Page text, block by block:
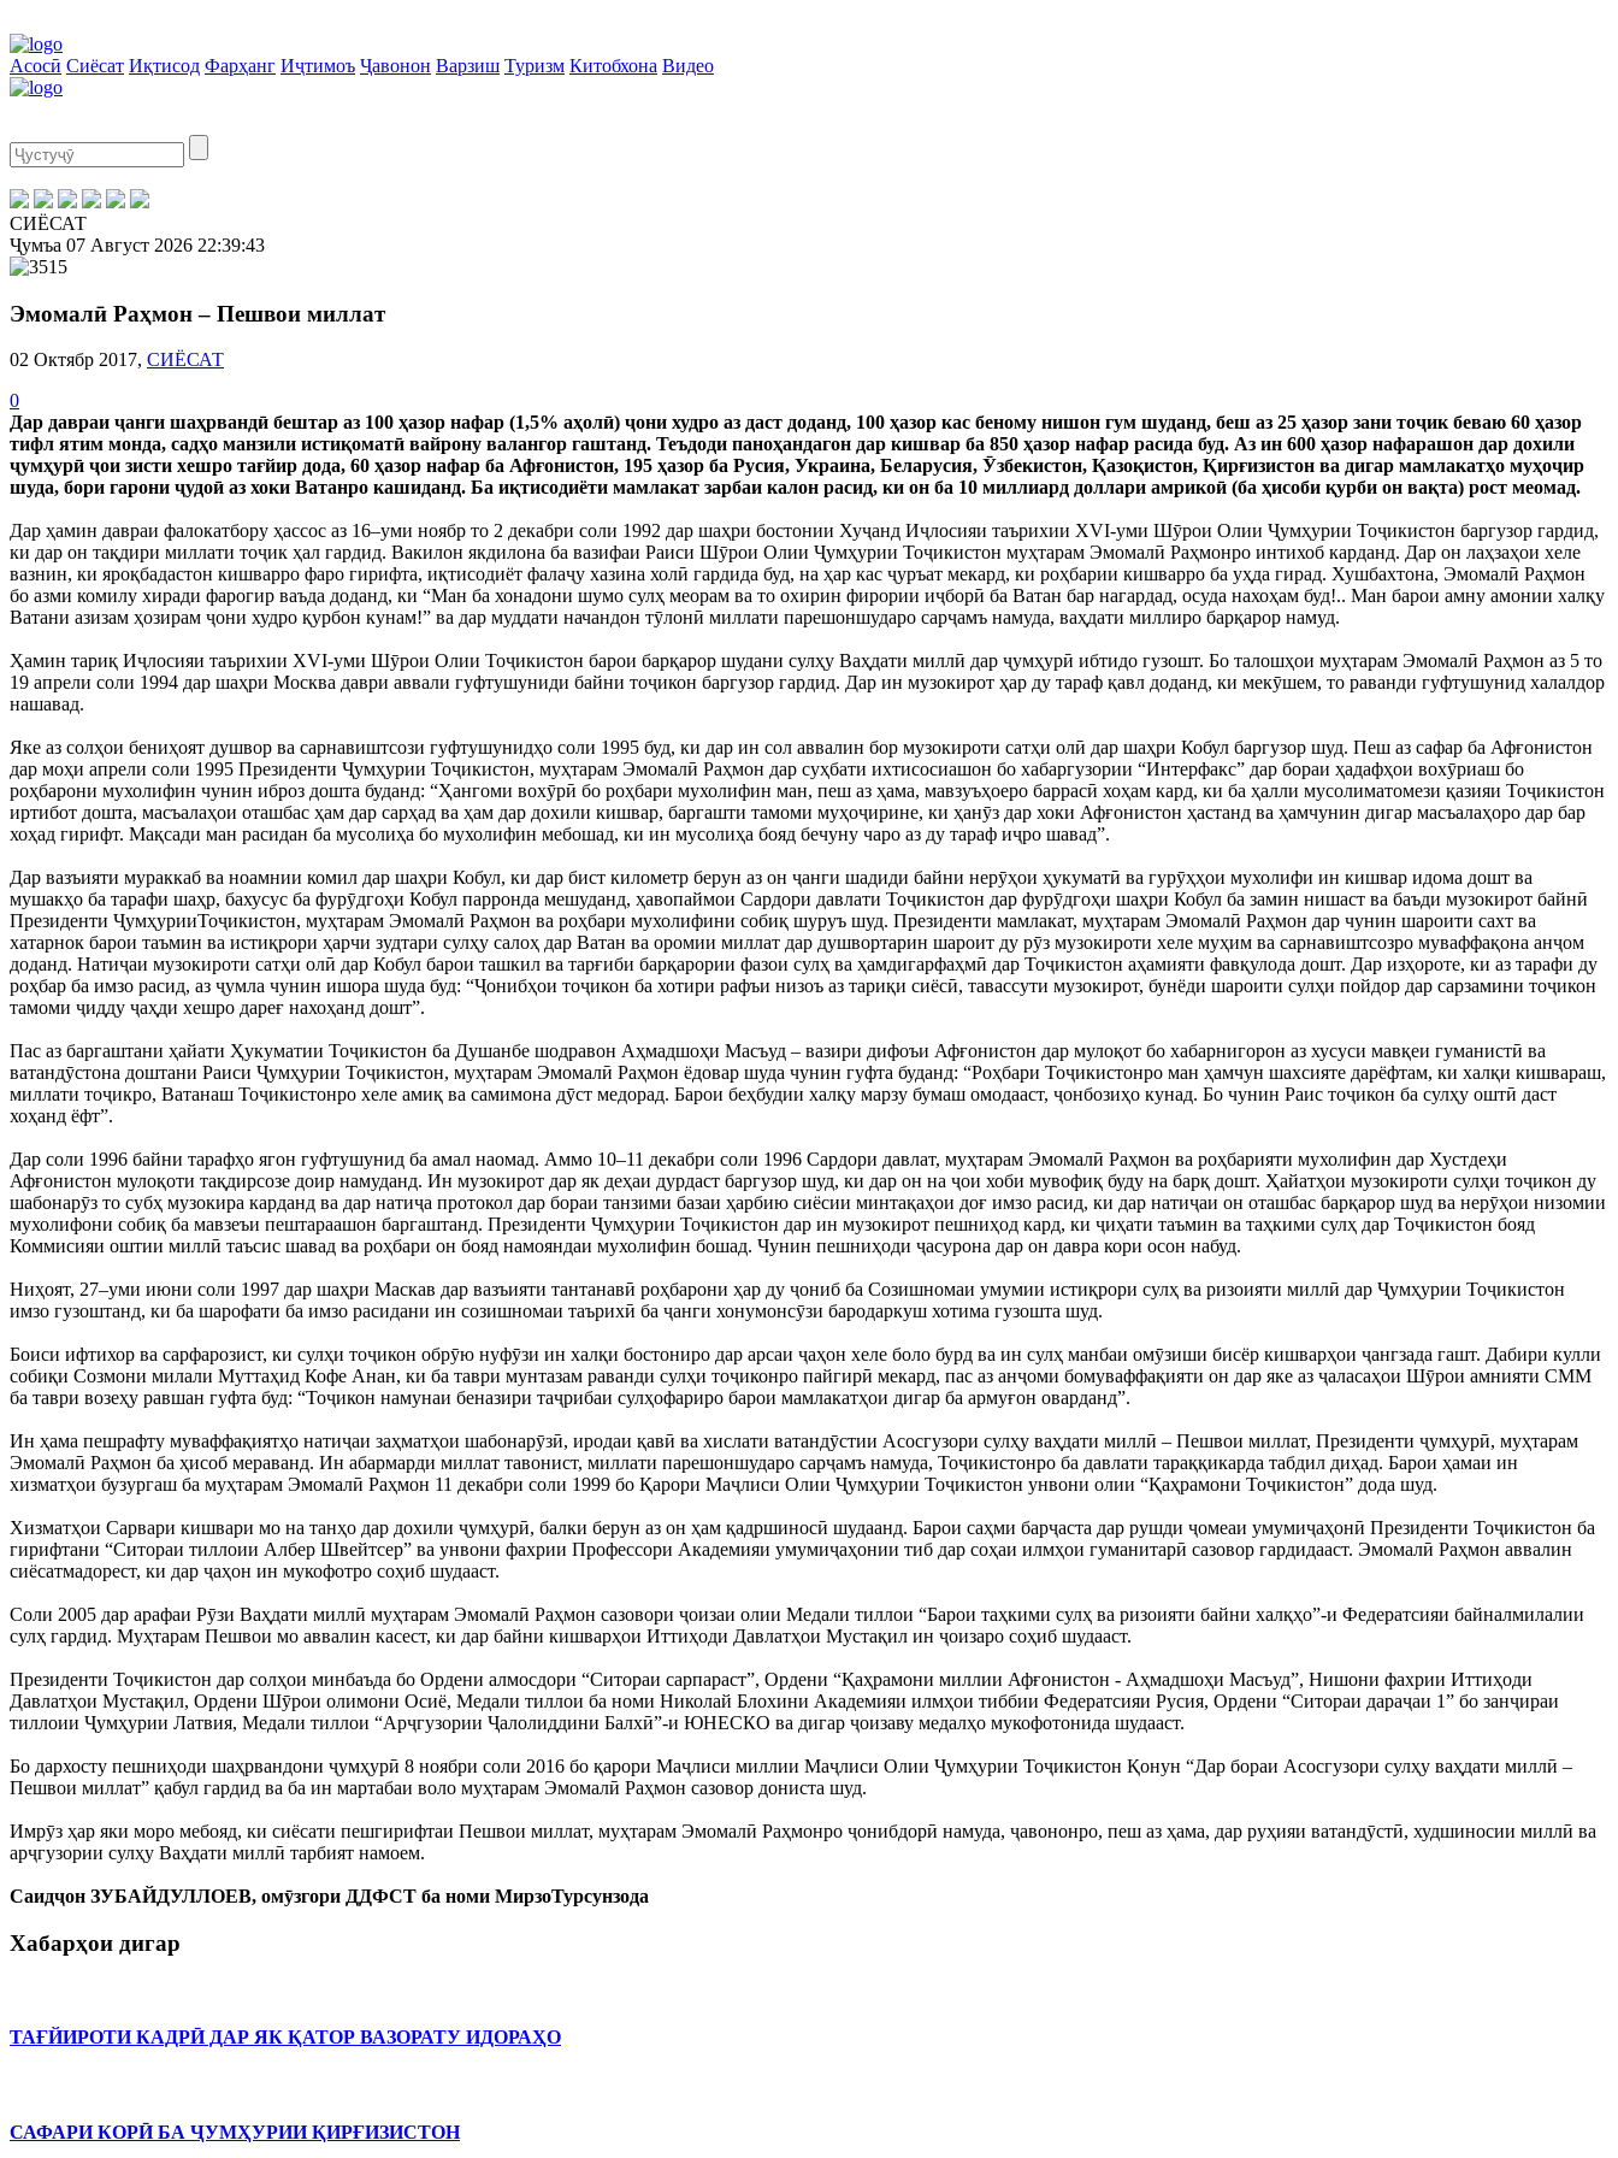
Асосӣ Сиёсат Иқтисод Фарҳанг Иҷтимоъ Ҷавонон Варзиш Туризм Китобхона Видео
СИЁСАТ
Ҷумъа 07 Август 2026 22:39:44
Эмомалӣ Раҳмон – Пешвои миллат
02 Октябр 2017, СИЁСАТ
0
Дар давраи ҷанги шаҳрвандӣ бештар аз 100 ҳазор нафар (1,5% аҳолӣ) ҷони худро аз даст доданд, 100 ҳазор кас беному нишон гум шуданд, беш аз 25 ҳазор зани тоҷик беваю 60 ҳазор
тифл ятим монда, садҳо манзили истиқоматӣ вайрону валангор гаштанд. Теъдоди паноҳандагон дар кишвар ба 850 ҳазор нафар расида буд. Аз ин 600 ҳазор нафарашон дар дохили
ҷумҳурӣ ҷои зисти хешро тағйир дода, 60 ҳазор нафар ба Афғонистон, 195 ҳазор ба Русия, Украина, Беларусия, Ӯзбекистон, Қазоқистон, Қирғизистон ва дигар мамлакатҳо муҳоҷир
шуда, бори гарони ҷудоӣ аз хоки Ватанро кашиданд. Ба иқтисодиёти мамлакат зарбаи калон расид, ки он ба 10 миллиард доллари амрикоӣ (ба ҳисоби қурби он вақта) рост меомад.
Дар ҳамин давраи фалокатбору ҳассос аз 16–уми ноябр то 2 декабри соли 1992 дар шаҳри бостонии Хуҷанд Иҷлосияи таърихии XVI-уми Шӯрои Олии Ҷумҳурии Тоҷикистон баргузор гардид,
ки дар он тақдири миллати тоҷик ҳал гардид. Вакилон якдилона ба вазифаи Раиси Шӯрои Олии Ҷумҳурии Тоҷикистон муҳтарам Эмомалӣ Раҳмонро интихоб карданд. Дар он лаҳзаҳои хеле
вазнин, ки яроқбадастон кишварро фаро гирифта, иқтисодиёт фалаҷу хазина холӣ гардида буд, на ҳар кас ҷуръат мекард, ки роҳбарии кишварро ба уҳда гирад. Хушбахтона, Эмомалӣ Раҳмон
бо азми комилу хиради фарогир ваъда доданд, ки “Ман ба хонадони шумо сулҳ меорам ва то охирин фирории иҷборӣ ба Ватан бар нагардад, осуда нахоҳам буд!.. Ман барои амну амонии халқу
Ватани азизам ҳозирам ҷони худро қурбон кунам!” ва дар муддати начандон тӯлонӣ миллати парешоншударо сарҷамъ намуда, ваҳдати миллиро барқарор намуд.
Ҳамин тариқ Иҷлосияи таърихии XVI-уми Шӯрои Олии Тоҷикистон барои барқарор шудани сулҳу Ваҳдати миллӣ дар ҷумҳурӣ ибтидо гузошт. Бо талошҳои муҳтарам Эмомалӣ Раҳмон аз 5 то
19 апрели соли 1994 дар шаҳри Москва даври аввали гуфтушуниди байни тоҷикон баргузор гардид. Дар ин музокирот ҳар ду тараф қавл доданд, ки мекӯшем, то раванди гуфтушунид халалдор
нашавад.
Яке аз солҳои бениҳоят душвор ва сарнавиштсози гуфтушунидҳо соли 1995 буд, ки дар ин сол аввалин бор музокироти сатҳи олӣ дар шаҳри Кобул баргузор шуд. Пеш аз сафар ба Афғонистон
дар моҳи апрели соли 1995 Президенти Ҷумҳурии Тоҷикистон, муҳтарам Эмомалӣ Раҳмон дар суҳбати ихтисосиашон бо хабаргузории “Интерфакс” дар бораи ҳадафҳои вохӯриаш бо
роҳбарони мухолифин чунин иброз дошта буданд: “Ҳангоми вохӯрӣ бо роҳбари мухолифин ман, пеш аз ҳама, мавзуъҳоеро баррасӣ хоҳам кард, ки ба ҳалли мусолиматомези қазияи Тоҷикистон
иртибот дошта, масъалаҳои оташбас ҳам дар сарҳад ва ҳам дар дохили кишвар, баргашти тамоми муҳоҷирине, ки ҳанӯз дар хоки Афғонистон ҳастанд ва ҳамчунин дигар масъалаҳоро дар бар
хоҳад гирифт. Мақсади ман расидан ба мусолиҳа бо мухолифин мебошад, ки ин мусолиҳа бояд бечуну чаро аз ду тараф иҷро шавад”.
Дар вазъияти мураккаб ва ноамнии комил дар шаҳри Кобул, ки дар бист километр берун аз он ҷанги шадиди байни нерӯҳои ҳукуматӣ ва гурӯҳҳои мухолифи ин кишвар идома дошт ва
мушакҳо ба тарафи шаҳр, бахусус ба фурӯдгоҳи Кобул парронда мешуданд, ҳавопаймои Сардори давлати Тоҷикистон дар фурӯдгоҳи шаҳри Кобул ба замин нишаст ва баъди музокирот байнӣ
Президенти ҶумҳурииТоҷикистон, муҳтарам Эмомалӣ Раҳмон ва роҳбари мухолифини собиқ шуруъ шуд. Президенти мамлакат, муҳтарам Эмомалӣ Раҳмон дар чунин шароити сахт ва
хатарнок барои таъмин ва истиқрори ҳарчи зудтари сулҳу салоҳ дар Ватан ва оромии миллат дар душвортарин шароит ду рӯз музокироти хеле муҳим ва сарнавиштсозро муваффақона анҷом
доданд. Натиҷаи музокироти сатҳи олӣ дар Кобул барои ташкил ва тарғиби барқарории фазои сулҳ ва ҳамдигарфаҳмӣ дар Тоҷикистон аҳамияти фавқулода дошт. Дар изҳороте, ки аз тарафи ду
роҳбар ба имзо расид, аз ҷумла чунин ишора шуда буд: “Ҷонибҳои тоҷикон ба хотири рафъи низоъ аз тариқи сиёсӣ, тавассути музокирот, бунёди шароити сулҳи пойдор дар сарзамини тоҷикон
тамоми ҷидду ҷаҳди хешро дареғ нахоҳанд дошт”.
Пас аз баргаштани ҳайати Ҳукуматии Тоҷикистон ба Душанбе шодравон Аҳмадшоҳи Масъуд – вазири дифоъи Афғонистон дар мулоқот бо хабарнигорон аз хусуси мавқеи гуманистӣ ва
ватандӯстона доштани Раиси Ҷумҳурии Тоҷикистон, муҳтарам Эмомалӣ Раҳмон ёдовар шуда чунин гуфта буданд: “Роҳбари Тоҷикистонро ман ҳамчун шахсияте дарёфтам, ки халқи кишвараш,
миллати тоҷикро, Ватанаш Тоҷикистонро хеле амиқ ва самимона дӯст медорад. Барои беҳбудии халқу марзу бумаш омодааст, ҷонбозиҳо кунад. Бо чунин Раис тоҷикон ба сулҳу оштӣ даст
хоҳанд ёфт”.
Дар соли 1996 байни тарафҳо ягон гуфтушунид ба амал наомад. Аммо 10–11 декабри соли 1996 Сардори давлат, муҳтарам Эмомалӣ Раҳмон ва роҳбарияти мухолифин дар Хустдеҳи
Афғонистон мулоқоти тақдирсозе доир намуданд. Ин музокирот дар як деҳаи дурдаст баргузор шуд, ки дар он на ҷои хоби мувофиқ буду на барқ дошт. Ҳайатҳои музокироти сулҳи тоҷикон ду
шабонарӯз то субҳ музокира карданд ва дар натиҷа протокол дар бораи танзими базаи ҳарбию сиёсии минтақаҳои доғ имзо расид, ки дар натиҷаи он оташбас барқарор шуд ва нерӯҳои низомии
мухолифони собиқ ба мавзеъи пештараашон баргаштанд. Президенти Ҷумҳурии Тоҷикистон дар ин музокирот пешниҳод кард, ки ҷиҳати таъмин ва таҳкими сулҳ дар Тоҷикистон бояд
Коммисияи оштии миллӣ таъсис шавад ва роҳбари он бояд намояндаи мухолифин бошад. Чунин пешниҳоди ҷасурона дар он давра кори осон набуд.
Ниҳоят, 27–уми июни соли 1997 дар шаҳри Маскав дар вазъияти тантанавӣ роҳбарони ҳар ду ҷониб ба Созишномаи умумии истиқрори сулҳ ва ризоияти миллӣ дар Ҷумҳурии Тоҷикистон
имзо гузоштанд, ки ба шарофати ба имзо расидани ин созишномаи таърихӣ ба ҷанги хонумонсӯзи бародаркуш хотима гузошта шуд.
Боиси ифтихор ва сарфарозист, ки сулҳи тоҷикон обрӯю нуфӯзи ин халқи бостониро дар арсаи ҷаҳон хеле боло бурд ва ин сулҳ манбаи омӯзиши бисёр кишварҳои ҷангзада гашт. Дабири кулли
собиқи Созмони милали Муттаҳид Кофе Анан, ки ба таври мунтазам раванди сулҳи тоҷиконро пайгирӣ мекард, пас аз анҷоми бомуваффақияти он дар яке аз ҷаласаҳои Шӯрои амнияти СММ
ба таври возеҳу равшан гуфта буд: “Тоҷикон намунаи беназири таҷрибаи сулҳофариро барои мамлакатҳои дигар ба армуғон оварданд”.
Ин ҳама пешрафту муваффақиятҳо натиҷаи заҳматҳои шабонарӯзӣ, иродаи қавӣ ва хислати ватандӯстии Асосгузори сулҳу ваҳдати миллӣ – Пешвои миллат, Президенти ҷумҳурӣ, муҳтарам
Эмомалӣ Раҳмон ба ҳисоб мераванд. Ин абармарди миллат тавонист, миллати парешоншударо сарҷамъ намуда, Тоҷикистонро ба давлати тараққикарда табдил диҳад. Барои ҳамаи ин
хизматҳои бузургаш ба муҳтарам Эмомалӣ Раҳмон 11 декабри соли 1999 бо Қарори Маҷлиси Олии Ҷумҳурии Тоҷикистон унвони олии “Қаҳрамони Тоҷикистон” дода шуд.
Хизматҳои Сарвари кишвари мо на танҳо дар дохили ҷумҳурӣ, балки берун аз он ҳам қадршиносӣ шудаанд. Барои саҳми барҷаста дар рушди ҷомеаи умумиҷаҳонӣ Президенти Тоҷикистон ба
гирифтани “Ситораи тиллоии Албер Швейтсер” ва унвони фахрии Профессори Академияи умумиҷаҳонии тиб дар соҳаи илмҳои гуманитарӣ сазовор гардидааст. Эмомалӣ Раҳмон аввалин
сиёсатмадорест, ки дар ҷаҳон ин мукофотро соҳиб шудааст.
Соли 2005 дар арафаи Рӯзи Ваҳдати миллӣ муҳтарам Эмомалӣ Раҳмон сазовори ҷоизаи олии Медали тиллои “Барои таҳкими сулҳ ва ризоияти байни халқҳо”-и Федератсияи байналмилалии
сулҳ гардид. Муҳтарам Пешвои мо аввалин касест, ки дар байни кишварҳои Иттиҳоди Давлатҳои Мустақил ин ҷоизаро соҳиб шудааст.
Президенти Тоҷикистон дар солҳои минбаъда бо Ордени алмосдори “Ситораи сарпараст”, Ордени “Қаҳрамони миллии Афғонистон - Аҳмадшоҳи Масъуд”, Нишони фахрии Иттиҳоди
Давлатҳои Мустақил, Ордени Шӯрои олимони Осиё, Медали тиллои ба номи Николай Блохини Академияи илмҳои тиббии Федератсияи Русия, Ордени “Ситораи дараҷаи 1” бо занҷираи
тиллоии Ҷумҳурии Латвия, Медали тиллои “Арҷгузории Ҷалолиддини Балхӣ”-и ЮНЕСКО ва дигар ҷоизаву медалҳо мукофотонида шудааст.
Бо дархосту пешниҳоди шаҳрвандони ҷумҳурӣ 8 ноябри соли 2016 бо қарори Маҷлиси миллии Маҷлиси Олии Ҷумҳурии Тоҷикистон Қонун “Дар бораи Асосгузори сулҳу ваҳдати миллӣ –
Пешвои миллат” қабул гардид ва ба ин мартабаи воло муҳтарам Эмомалӣ Раҳмон сазовор дониста шуд.
Имрӯз ҳар яки моро мебояд, ки сиёсати пешгирифтаи Пешвои миллат, муҳтарам Эмомалӣ Раҳмонро ҷонибдорӣ намуда, ҷавононро, пеш аз ҳама, дар руҳияи ватандӯстӣ, худшиносии миллӣ ва
арҷгузории сулҳу Ваҳдати миллӣ тарбият намоем.
Саидҷон ЗУБАЙДУЛЛОЕВ, омӯзгори ДДФСТ ба номи МирзоТурсунзода
Хабарҳои дигар
ТАҒЙИРОТИ КАДРӢ ДАР ЯК ҚАТОР ВАЗОРАТУ ИДОРАҲО
САФАРИ КОРӢ БА ҶУМҲУРИИ ҚИРҒИЗИСТОН